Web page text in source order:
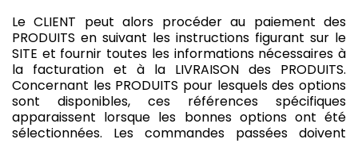
Le CLIENT peut alors procéder au paiement des
PRODUITS en suivant les instructions figurant sur le
SITE et fournir toutes les informations nécessaires à
la facturation et à la LIVRAISON des PRODUITS.
Concernant les PRODUITS pour lesquels des options
sont disponibles, ces références spécifiques
apparaissent lorsque les bonnes options ont été
sélectionnées. Les commandes passées doivent